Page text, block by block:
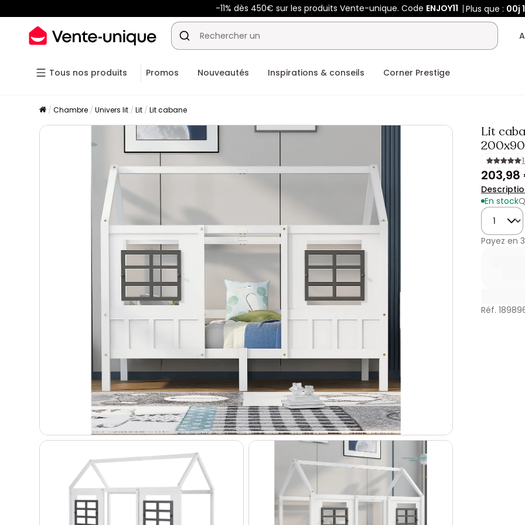
-11% dès 450€ sur les produits Vente-unique. Code ENJOY11 Plus que : 00j
Tous nos produits Promos Nouveautés Inspirations & conseils Corner Prestige
Chambre Univers lit Lit Lit cabane
Lit
En stock
Quantité
Payez en
Réf.